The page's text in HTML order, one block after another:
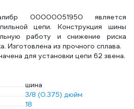
00000051950 является
цепи. Конструкция шины
работу и снижение риска
Изготовлена из прочного сплава.
для установки цепи 62 звена.
шина
3/8 (0.375) дюйм
18